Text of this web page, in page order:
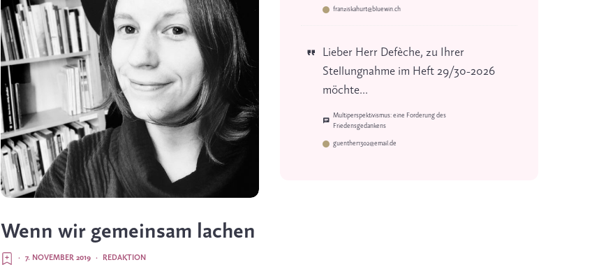
Wenn wir gemeinsam lachen
REDAKTION
·
7. NOVEMBER 2019
·
franziskahurt@bluewin.ch
Lieber Herr Defèche, zu Ihrer
Stellungnahme im Heft 29/30-2026
möchte...
Multiperspektivismus: eine Forderung des
Friedensgedankens
guenther1302@email.de